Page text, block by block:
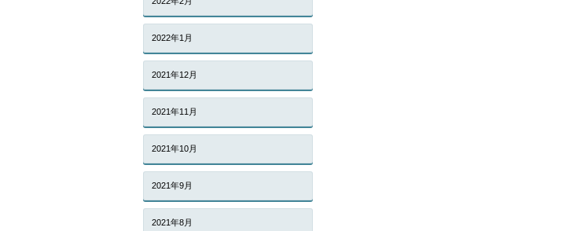
2022年1月
2021年12月
2021年11月
2021年10月
2021年9月
2021年8月